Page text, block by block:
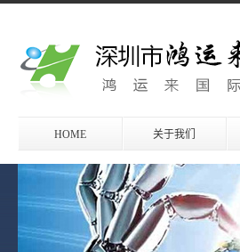
HOME 关于我们